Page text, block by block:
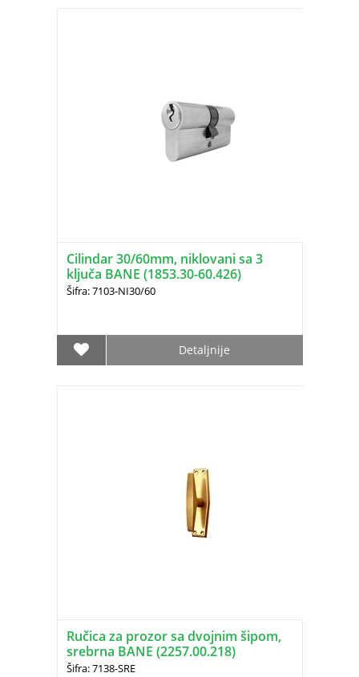
Cilindar 30/60mm, niklovani sa 3
ključa BANE (1853.30-60.426)
Šifra: 7103-NI30/60
Detaljnije
Ručica za prozor sa dvojnim šipom,
srebrna BANE (2257.00.218)
Šifra: 7138-SRE